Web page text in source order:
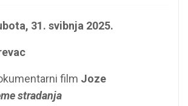
31. svibnja 2025.
film Joze
stradanja